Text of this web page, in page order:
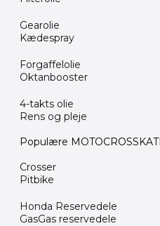
Gearolie
Kædespray
Forgaffelolie
Oktanbooster
4-takts olie
Rens og pleje
Populære
Crosser
Pitbike
Honda Reservedele
GasGas reservedele